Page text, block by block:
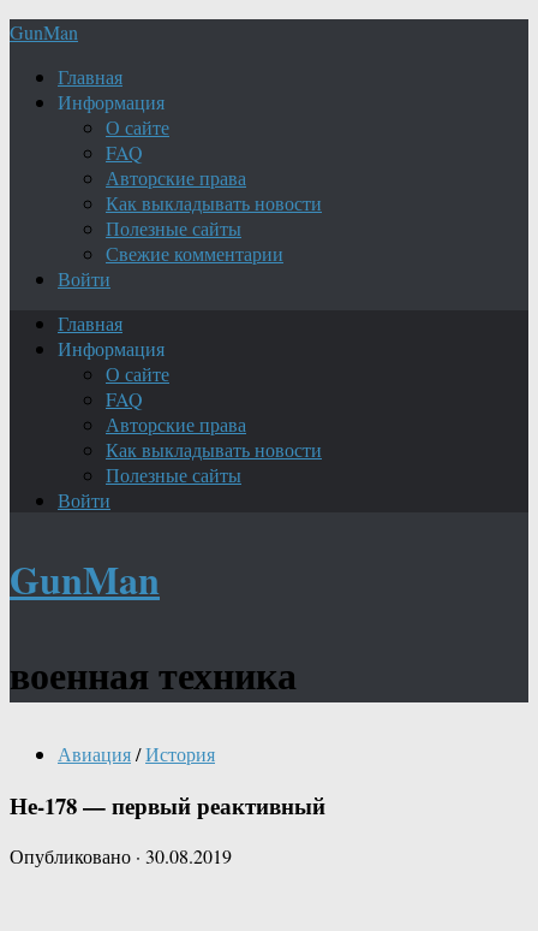
GunMan
Главная
Информация
О сайте
FAQ
Авторские права
Как выкладывать новости
Полезные сайты
Свежие комментарии
Войти
Главная
Информация
О сайте
FAQ
Авторские права
Как выкладывать новости
Полезные сайты
Войти
GunMan
военная техника
Авиация/История
Не-178 — первый реактивный
Опубликовано · 30.08.2019